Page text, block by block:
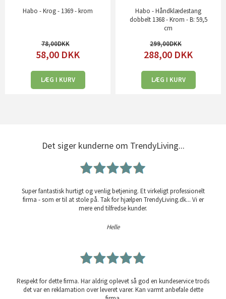
Habo - Krog - 1369 - krom
78,00
58,00 DKK
LÆG I KURV
Habo - Håndklædestang
dobbelt 1368 - Krom - B: 59,5
cm
299,00
288,00 DKK
LÆG I KURV
Det siger kunderne om TrendyLiving...
Super fantastisk hurtigt og venlig betjening. Et virkeligt professionelt
firma - som er til at stole på. Tak for hjælpen TrendyLiving.dk... Vi er
mere end tilfredse kunder.
Helle
Respekt for dette firma. Har aldrig oplevet så god en kundeservice trods
det var en reklamation over leveret varer. Kan varmt anbefale dette